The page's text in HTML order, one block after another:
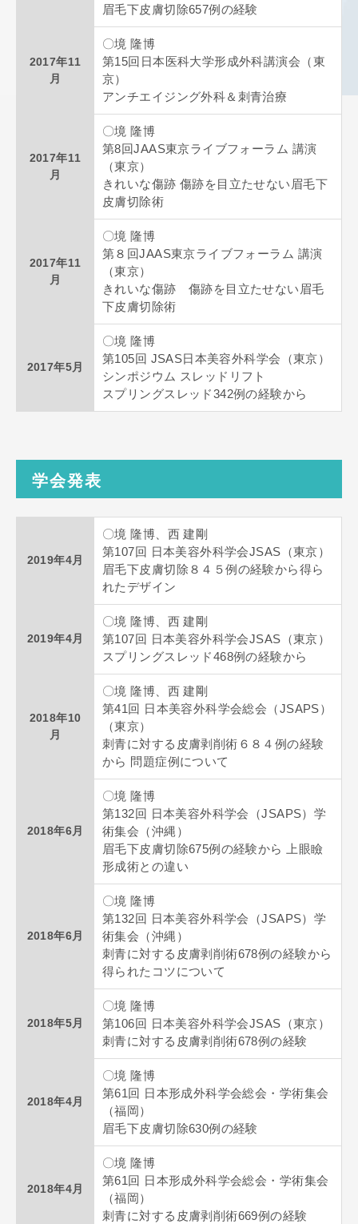
眉毛下皮膚切除657例の経験
2017年11
月
〇境 隆博
第15回日本医科大学形成外科講演会（東
京）
アンチエイジング外科＆刺青治療
2017年11
月
〇境 隆博
第8回JAAS東京ライブフォーラム 講演
（東京）
きれいな傷跡 傷跡を目立たせない眉毛下
皮膚切除術
2017年11
月
〇境 隆博
第８回JAAS東京ライブフォーラム 講演
（東京）
きれいな傷跡 傷跡を目立たせない眉毛
下皮膚切除術
2017年5月
〇境 隆博
第105回 JSAS日本美容外科学会（東京）
シンポジウム スレッドリフト
スプリングスレッド342例の経験から
学会発表
2019年4月
〇境 隆博、西 建剛
第107回 日本美容外科学会JSAS（東京）
眉毛下皮膚切除８４５例の経験から得ら
れたデザイン
2019年4月
〇境 隆博、西 建剛
第107回 日本美容外科学会JSAS（東京）
スプリングスレッド468例の経験から
2018年10
月
〇境 隆博、西 建剛
第41回 日本美容外科学会総会（JSAPS）
（東京）
刺青に対する皮膚剥削術６８４例の経験
から 問題症例について
2018年6月
〇境 隆博
第132回 日本美容外科学会（JSAPS）学
術集会（沖縄）
眉毛下皮膚切除675例の経験から 上眼瞼
形成術との違い
2018年6月
〇境 隆博
第132回 日本美容外科学会（JSAPS）学
術集会（沖縄）
刺青に対する皮膚剥削術678例の経験から
得られたコツについて
2018年5月
〇境 隆博
第106回 日本美容外科学会JSAS（東京）
刺青に対する皮膚剥削術678例の経験
2018年4月
〇境 隆博
第61回 日本形成外科学会総会・学術集会
（福岡）
眉毛下皮膚切除630例の経験
2018年4月
〇境 隆博
第61回 日本形成外科学会総会・学術集会
（福岡）
刺青に対する皮膚剥削術669例の経験